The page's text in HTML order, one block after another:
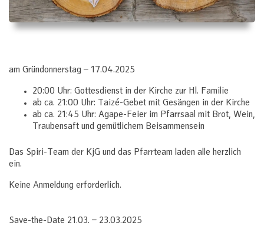
am Gründonnerstag – 17.04.2025
20:00 Uhr: Gottesdienst in der Kirche zur Hl. Familie
ab ca. 21:00 Uhr: Taizé-Gebet mit Gesängen in der Kirche
ab ca. 21:45 Uhr: Agape-Feier im Pfarrsaal mit Brot, Wein,
Traubensaft und gemütlichem Beisammensein
Das Spiri-Team der KjG und das Pfarrteam laden alle herzlich
ein.
Keine Anmeldung erforderlich.
Save-the-Date 21.03. – 23.03.2025